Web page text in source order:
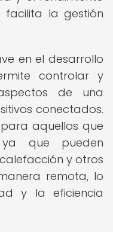
facilita la gestión
en el desarrollo
controlar y
de una
conectados.
aquellos que
que pueden
y otros
remota, lo
y la eficiencia